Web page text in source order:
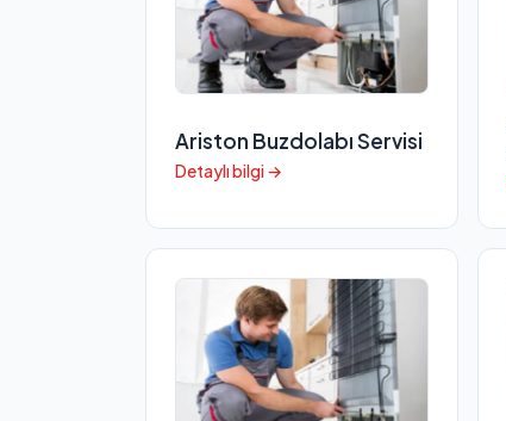
Ariston Buzdolabı Servisi
Detaylı bilgi →